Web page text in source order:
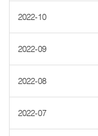
2022-10
2022-09
2022-08
2022-07